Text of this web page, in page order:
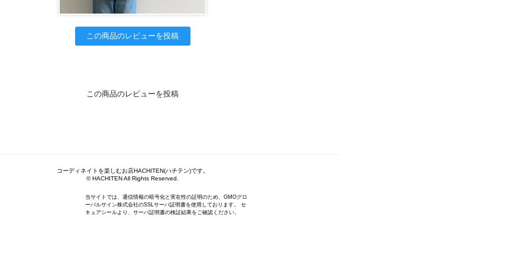
この商品のレビューを投稿
この商品のレビューを投稿
コーディネイトを楽しむお店HACHITEN(ハチテン)です。
© HACHITEN All Rights Reserved.
当サイトでは、通信情報の暗号化と実在性の証明のため、GMOグロ
ーバルサイン株式会社のSSLサーバ証明書を使用しております。 セ
キュアシールより、サーバ証明書の検証結果をご確認ください。